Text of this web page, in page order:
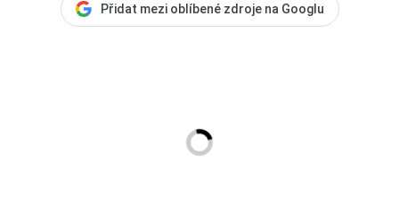
Přidat mezi oblíbené zdroje na Googlu